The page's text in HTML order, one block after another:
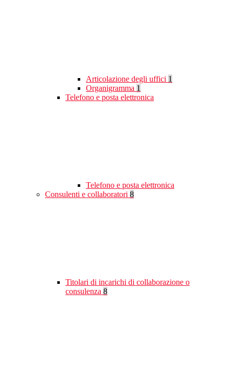
Articolazione degli uffici 1
Organigramma 1
Telefono e posta elettronica
Telefono e posta elettronica
Consulenti e collaboratori 8
Titolari di incarichi di collaborazione o
consulenza 8